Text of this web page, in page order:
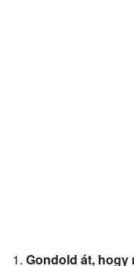
Gondold át, hogy